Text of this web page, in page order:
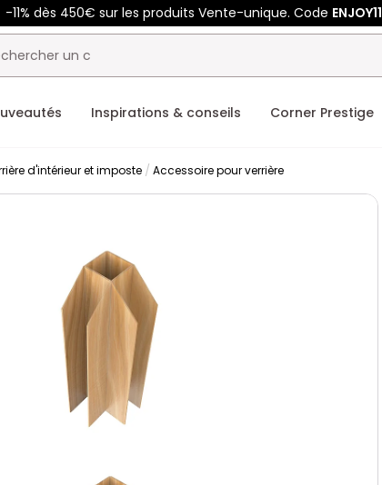
-11% dès 450€ sur les produits Vente-unique. Code ENJOY11
Inspirations & conseils Corner Prestige
d'intérieur et imposte Accessoire pour verrière